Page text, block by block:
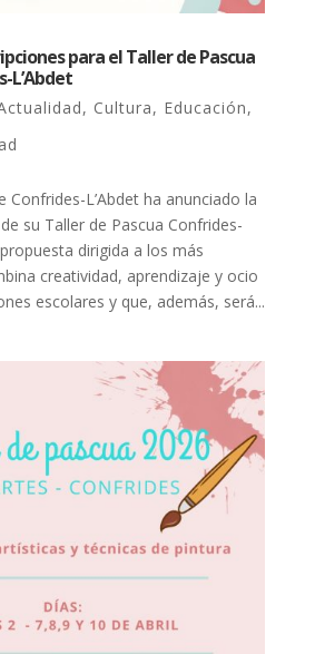
para el Taller de Pascua
L’Abdet
, Cultura, Educación,
Confrides-L’Abdet ha anunciado la
su Taller de Pascua Confrides-
dirigida a los más
creatividad, aprendizaje y ocio
escolares y que, además, será...